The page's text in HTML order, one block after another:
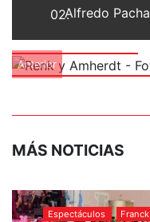
02.
Anterior
MÁS NOTICIAS
Espectáculos Franck